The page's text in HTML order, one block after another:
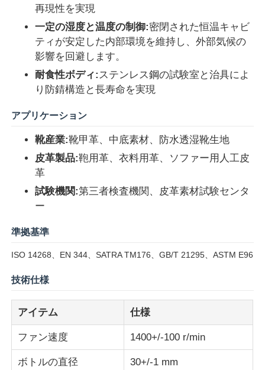
ホーム
製品
企業情報
会社案内
品質管理
お問い合わせ
研究室試験装置
環境試験室
再現性を実現
一定の湿度と温度の制御:密閉された恒温キャビ
ティが安定した内部環境を維持し、外部気候の
影響を回避します。
耐食性ボディ: ステンレス鋼の試験室と治具によ
り防錆構造と長寿命を実現
アプリケーション
靴産業:靴甲革、中底素材、防水透湿靴生地
皮革製品:鞄用革、衣料用革、ソファー用人工皮
革
試験機関:第三者検査機関、皮革素材試験センタ
ー
準拠基準
ISO 14268、EN 344、SATRA TM176、GB/T 21295、ASTM E96
技術仕様
アイテム 仕様
ファン速度 1400+/-100 r/min
ボトルの直径 30+/-1 mm